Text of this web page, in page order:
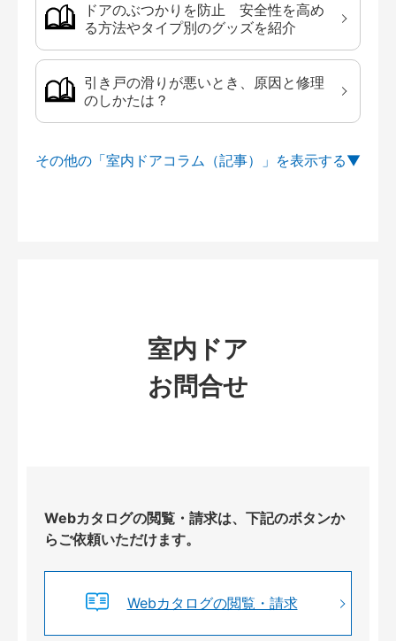
ドアのぶつかりを防止 安全性を高め
る方法やタイプ別のグッズを紹介
引き戸の滑りが悪いとき、原因と修理
のしかたは？
その他の「室内ドアコラム（記事）」を
室内ドア
お問合せ
Webカタログの閲覧・請求は、下記のボタンか
らご依頼いただけます。
Webカタログの閲覧・請求